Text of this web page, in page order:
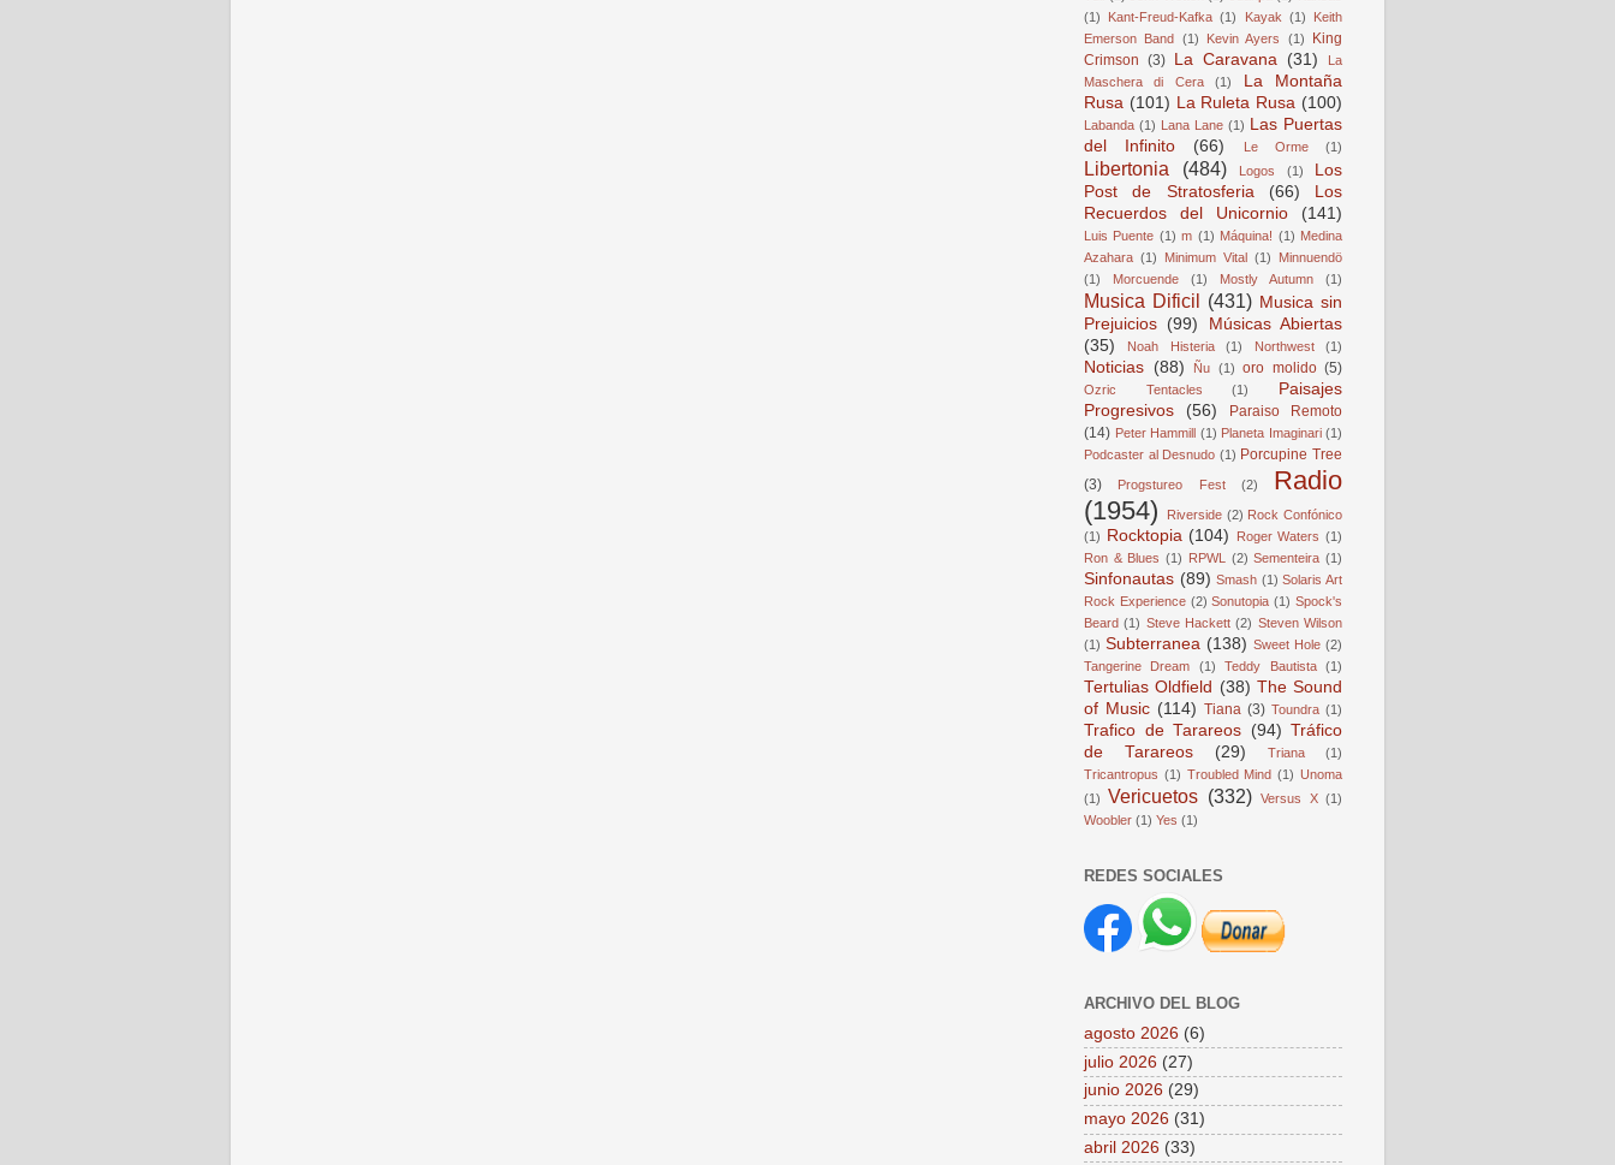
(1)
Kant-Freud-Kafka (1) Kayak (1)
Keith
Emerson Band (1) Kevin Ayers (1)
King
Crimson (3) La Caravana (31)
La
Maschera di Cera
(1)
La Montaña
Rusa (101) La Ruleta Rusa (100)
Labanda (1) Lana Lane (1) Las Puertas
del Infinito
(66) Le Orme (1)
Libertonia (484) Logos (1)
Los
Post de Stratosferia
(66)
Los
Recuerdos del Unicornio
(141)
Luis Puente (1) m (1) Máquina! (1) Medina
Azahara (1) Minimum Vital (1)
Minnuendö
(1)
Morcuende (1) Mostly Autumn (1)
Musica Dificil (431) Musica sin
Prejuicios (99)
Músicas Abiertas
(35)
Noah Histeria (1) Northwest (1)
Noticias (88) Ñu (1) oro molido (5)
Ozric Tentacles (1)
Paisajes
Progresivos
(56)
Paraiso Remoto
(14) Peter Hammill (1) Planeta Imaginari (1)
Podcaster al Desnudo (1) Porcupine Tree
(3)
Progstureo Fest (2)
Radio
(1954)
Riverside (2) Rock Confónico
(1) Rocktopia (104) Roger Waters (1)
Ron & Blues (1) RPWL (2) Sementeira (1)
Sinfonautas (89) Smash (1) Solaris Art
Rock Experience (2) Sonutopia (1) Spock's
Beard (1) Steve Hackett (2) Steven Wilson
(1) Subterranea (138) Sweet Hole (2)
Tangerine Dream
(1) Teddy Bautista (1)
Tertulias Oldfield (38) The Sound
of Music (114) Tiana (3) Toundra (1)
Trafico de Tarareos (94) Tráfico
de Tarareos
(29) Triana
(1)
Tricantropus (1) Troubled Mind (1) Unoma
(1)
Vericuetos (332) Versus X (1)
Woobler (1) Yes (1)
REDES SOCIALES
ARCHIVO DEL BLOG
agosto 2026 (6)
julio 2026 (27)
junio 2026 (29)
mayo 2026 (31)
abril 2026 (33)